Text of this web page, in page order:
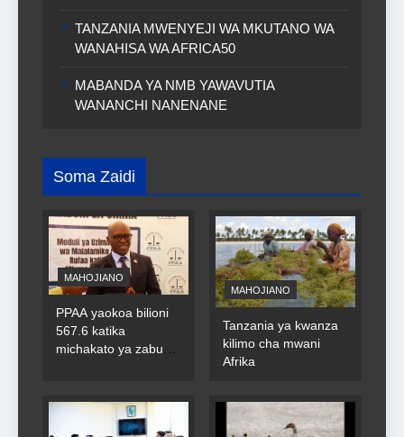
TANZANIA MWENYEJI WA MKUTANO WA
WANAHISA WA AFRICA50
MABANDA YA NMB YAWAVUTIA
WANANCHI NANENANE
Soma Zaidi
MAHOJIANO
PPAA yaokoa bilioni
567.6 katika
michakato ya zabuni
MAHOJIANO
Tanzania ya kwanza
kilimo cha mwani
Afrika